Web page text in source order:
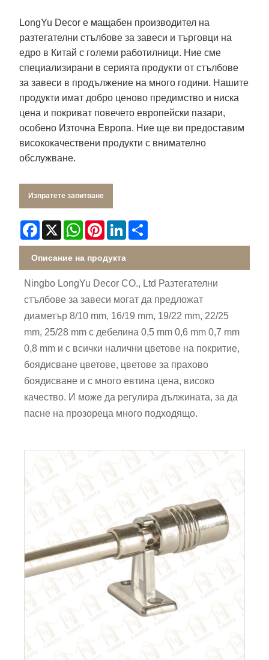
LongYu Decor е мащабен производител на
разтегателни стълбове за завеси и търговци на
едро в Китай с големи работилници. Ние сме
специализирани в серията продукти от стълбове
за завеси в продължение на много години. Нашите
продукти имат добро ценово предимство и ниска
цена и покриват повечето европейски пазари,
особено Източна Европа. Ние ще ви предоставим
висококачествени продукти с внимателно
обслужване.
Изпратете запитване
Facebook
X WhatsApp
PinterestLinkedIn
Описание на продукта
Ningbo LongYu Decor CO., Ltd Разтегателни
стълбове за завеси могат да предложат
диаметър 8/10 mm, 16/19 mm, 19/22 mm, 22/25
mm, 25/28 mm с дебелина 0,5 mm 0,6 mm 0,7 mm
0,8 mm и с всички налични цветове на покритие,
боядисване цветове, цветове за прахово
боядисване и с много евтина цена, високо
качество. И може да регулира дължината, за да
пасне на прозореца много подходящо.